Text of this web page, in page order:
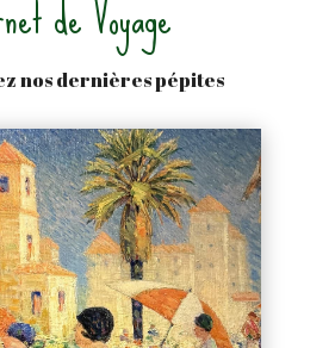
de Voyage
nos dernières pépites